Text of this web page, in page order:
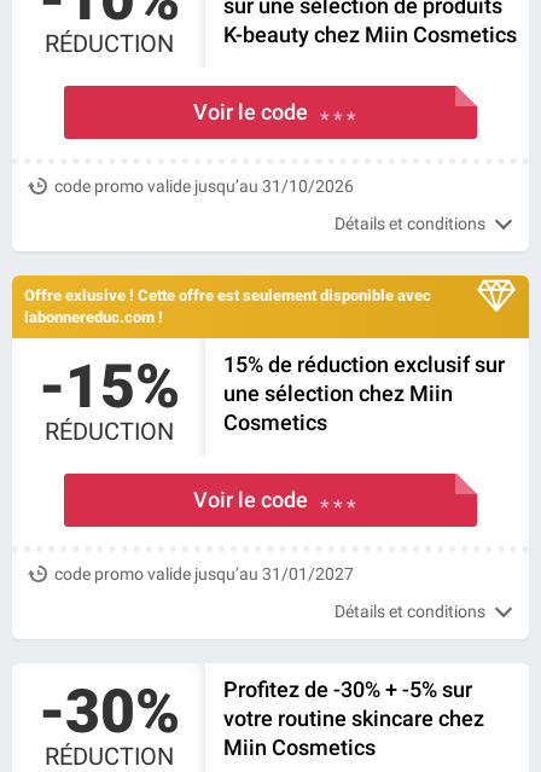
RÉDUCTION
sur une sélection de produits
K-beauty chez Miin Cosmetics
Voir le code * * *
code promo valide jusqu’au 31/10/2026
Détails et conditions
Offre exlusive ! Cette offre est seulement disponible avec
labonnereduc.com !
-15%
RÉDUCTION
15% de réduction exclusif sur
une sélection chez Miin
Cosmetics
Voir le code * * *
code promo valide jusqu’au 31/01/2027
Détails et conditions
-30%
RÉDUCTION
Profitez de -30% + -5% sur
votre routine skincare chez
Miin Cosmetics